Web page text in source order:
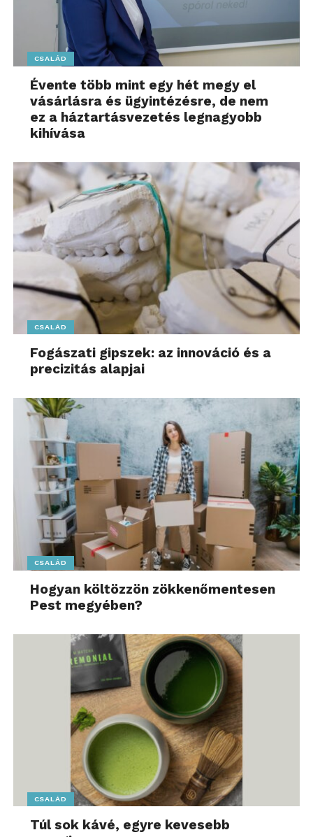
CSALÁD
Évente több mint egy hét megy el
vásárlásra és ügyintézésre, de nem
ez a háztartásvezetés legnagyobb
kihívása
CSALÁD
Fogászati gipszek: az innováció és a
precizitás alapjai
CSALÁD
Hogyan költözzön zökkenőmentesen
Pest megyében?
CSALÁD
Túl sok kávé, egyre kevesebb